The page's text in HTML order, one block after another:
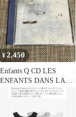
¥2,450
Enfants Q CD LES
ENFANTS DANS LA
LUNE